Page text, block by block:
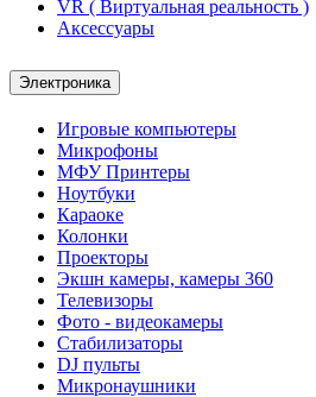
VR ( Виртуальная реальность )
Аксессуары
Электроника
Игровые компьютеры
Микрофоны
МФУ Принтеры
Ноутбуки
Караоке
Колонки
Проекторы
Экшн камеры, камеры 360
Телевизоры
Фото - видеокамеры
Стабилизаторы
DJ пульты
Микронаушники